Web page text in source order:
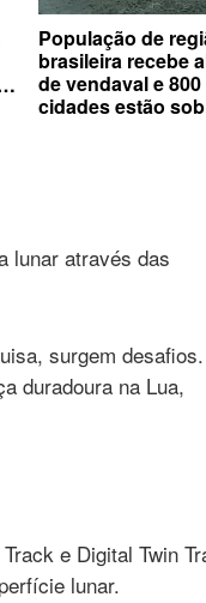
População de
brasileira recebe
de vendaval e 800
cidades estão sob
lunar através das
surgem desafios.
duradoura na Lua,
e Digital Twin
lunar.